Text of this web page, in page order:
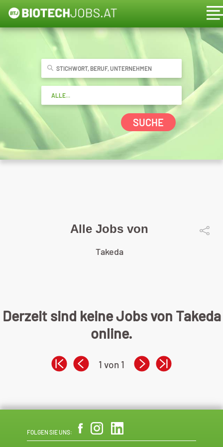
SUCHE
Alle Jobs von
Takeda
Derzeit sind keine Jobs von Takeda
online.
1 von 1
FOLGEN SIE UNS: